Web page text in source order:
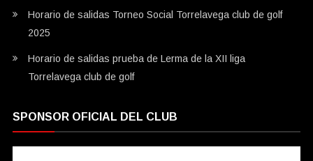
Horario de salidas Torneo Social Torrelavega club de golf
2025
Horario de salidas prueba de Lerma de la XII liga
Torrelavega club de golf
SPONSOR OFICIAL DEL CLUB